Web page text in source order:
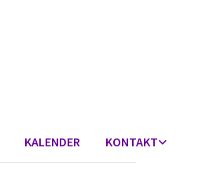
KALENDER KONTAKT